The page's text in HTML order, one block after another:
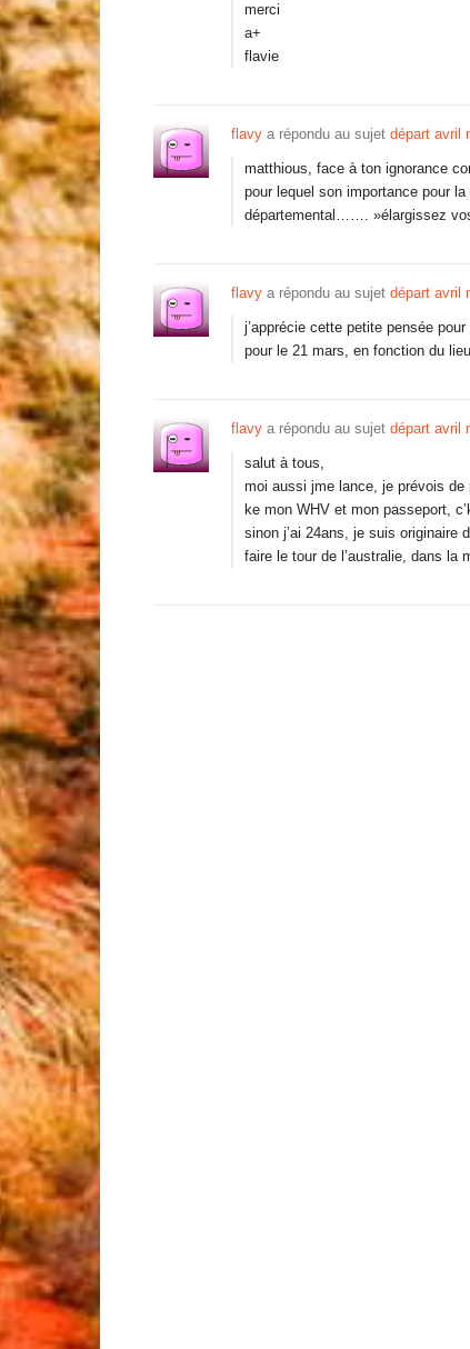
merci
a+
flavie
flavy a répondu au sujet départ avril
matthious, face à ton ignorance
pour lequel son importance pour
départemental……. »élargissez
flavy a répondu au sujet départ avril
j’apprécie cette petite pensée
pour le 21 mars, en fonction du
flavy a répondu au sujet départ avril
salut à tous,
moi aussi jme lance, je prévois de
ke mon WHV et mon passeport,
sinon j’ai 24ans, je suis originaire
faire le tour de l’australie, dans